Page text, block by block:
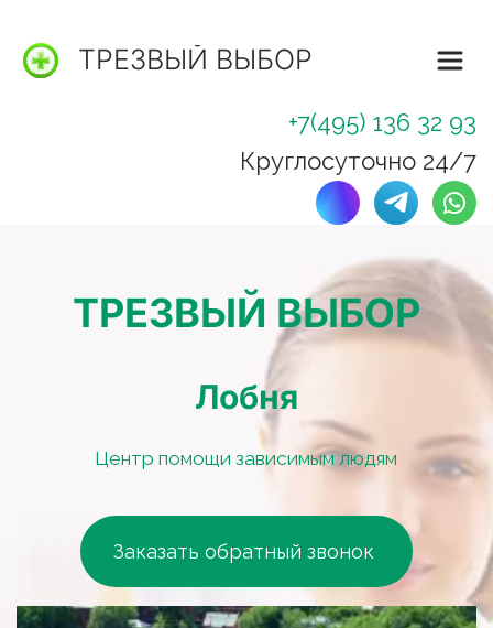
ТРЕЗВЫЙ ВЫБОР
+7(495) 136 32 93
Круглосуточно 24/7
ТРЕЗВЫЙ ВЫБОР
Лобня
Центр помощи зависимым людям
Заказать обратный звонок